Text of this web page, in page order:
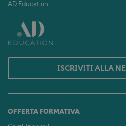
AD Education
ISCRIVITI ALLA
OFFERTA FORMATIVA